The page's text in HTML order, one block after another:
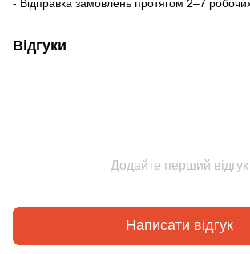
- Відправка замовлень протягом 2–7 робочих
Відгуки
Додайте перший відгук
Написати відгук